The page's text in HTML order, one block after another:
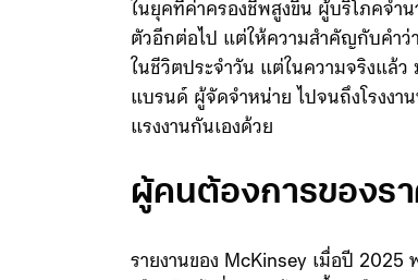
ในยุคที่ค่าครองชีพสูงขึ้น ผู้บริโภคจำ
ตัวอีกต่อไป แต่ให้ความสำคัญกับคำว่
ในชีวิตประจำวัน แต่ในความจริงแล้
แบรนด์ ผู้จัดจำหน่าย ไปจนถึงโรงงา
ผู้คนต้องการของรา